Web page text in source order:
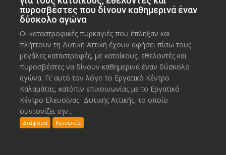
πυροσβέστες που δίνουν καθημερινά έναν
δύσκολο αγώνα
Οι καταστροφικές πυρκαγιές που έπληξαν και
πλήττουν τη Δυτική Αττική έχουν αφήσει πίσω τους
μεγάλες καταστροφές, με κατοίκους, εθελοντές και
πυροσβέστες να δίνουν καθημερινά έναν δύσκολο
αγώνα. Γι’ αυτό τον λόγο το Εργατικό Κέντρο
Καλαμάτας, κατόπιν επικοινωνίας με το Εργατικό
Κέντρο Ελευσίνας- Δυτικής Αττικής, το οποίο
συντονίζει την...
Διάφορα Κοινωνία